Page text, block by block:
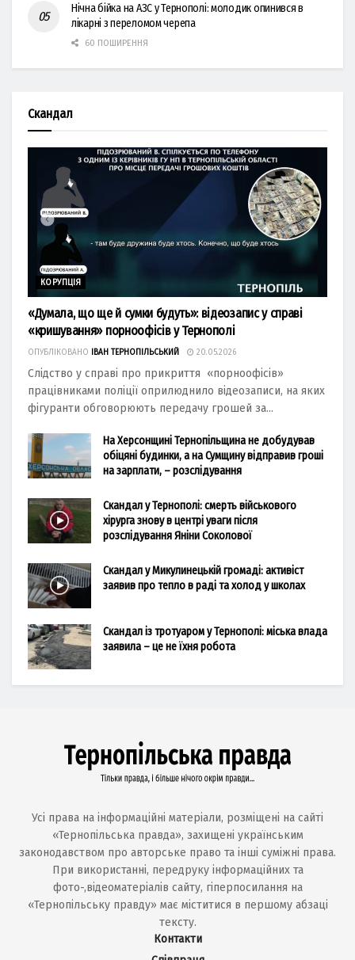
Нічна бійка на АЗС у Тернополі: молодик опинився в
лікарні з переломом черепа
60 ПОШИРЕННЯ
Скандал
КОРУПЦІЯ
«Думала, що ще й сумки будуть»: відеозапис у справі
«кришування» порноофісів у Тернополі
ОПУБЛІКОВАНО ІВАН ТЕРНОПІЛЬСЬКИЙ 20.05.2026
Слідство у справі про прикриття «порноофісів»
працівниками поліції оприлюднило відеозаписи, на яких
фігуранти обговорюють передачу грошей за...
На Херсонщині Тернопільщина не добудував
обіцяні будинки, а на Сумщину відправив гроші
на зарплати, – розслідування
Скандал у Тернополі: смерть військового
хірурга знову в центрі уваги після
розслідування Яніни Соколової
Скандал у Микулинецькій громаді: активіст
заявив про тепло в раді та холод у школах
Скандал із тротуаром у Тернополі: міська влада
заявила – це не їхня робота
Усі права на інформаційні матеріали, розміщені на сайті
«Тернопільська правда», захищені українським
законодавством про авторське право та інші суміжні права.
При використанні, передруку інформаційних та
фото-,відеоматеріалів сайту, гіперпосилання на
«Тернопільську правду» має міститися в першому абзаці
тексту.
Контакти